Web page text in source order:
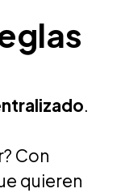
.
Con
quieren